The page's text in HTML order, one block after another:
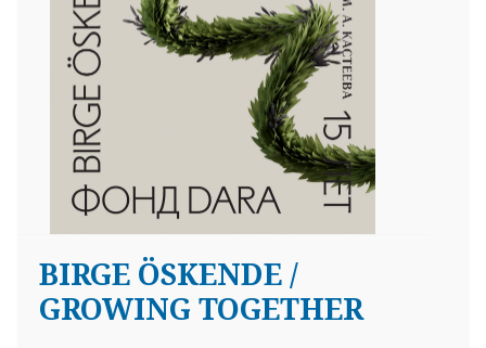
BIRGE ÖSKENDE /
GROWING TOGETHER